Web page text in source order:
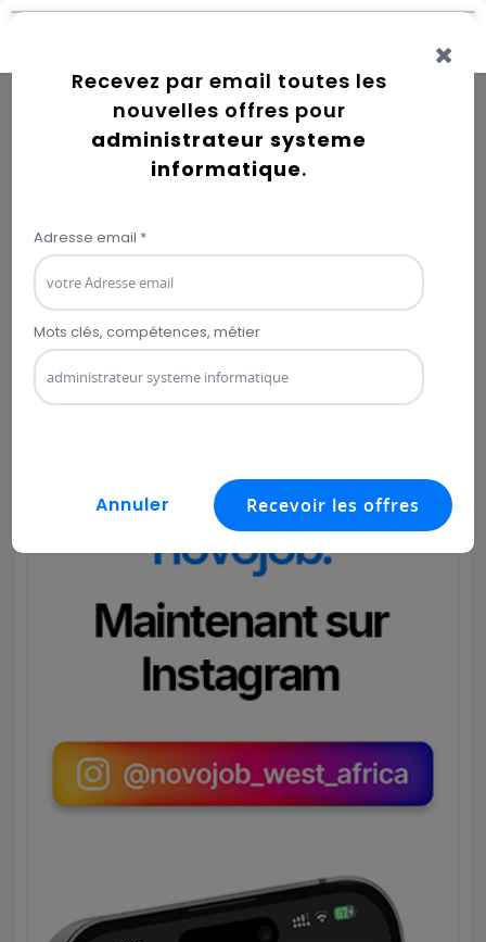
Error while getting user information